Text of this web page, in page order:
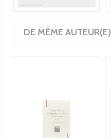
DE MÊME AUTEUR(E)